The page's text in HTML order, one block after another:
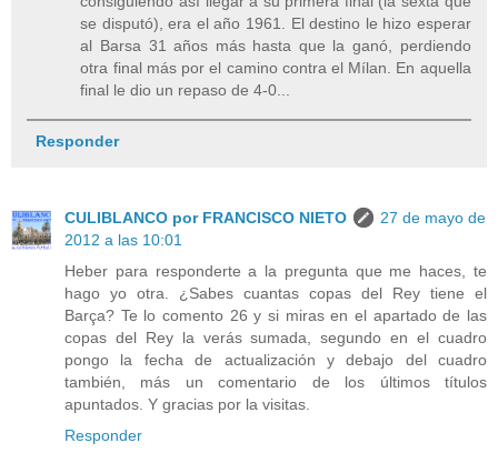
se disputó), era el año 1961. El destino le hizo esperar
al Barsa 31 años más hasta que la ganó, perdiendo
otra final más por el camino contra el Mílan. En aquella
final le dio un repaso de 4-0...
Responder
CULIBLANCO por FRANCISCO NIETO
27 de mayo de
2012 a las 10:01
Heber para responderte a la pregunta que me haces, te
hago yo otra. ¿Sabes cuantas copas del Rey tiene el
Barça? Te lo comento 26 y si miras en el apartado de las
copas del Rey la verás sumada, segundo en el cuadro
pongo la fecha de actualización y debajo del cuadro
también, más un comentario de los últimos títulos
apuntados. Y gracias por la visitas.
Responder